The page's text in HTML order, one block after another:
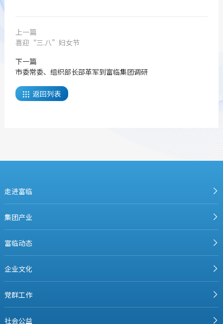
上一篇
喜迎“三.八”妇女节
下一篇
市委常委、组织部长邵革军到富临集团调研
 返回列表
走进富临
集团产业
富临动态
企业文化
党群工作
社会公益